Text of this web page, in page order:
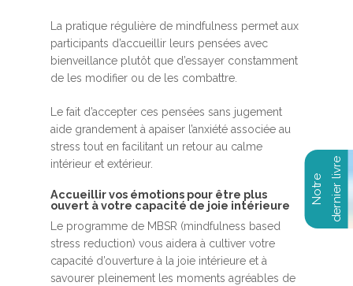
La pratique régulière de mindfulness permet aux
participants d’accueillir leurs pensées avec
bienveillance plutôt que d’essayer constamment
de les modifier ou de les combattre.
Le fait d’accepter ces pensées sans jugement
aide grandement à apaiser l’anxiété associée au
stress tout en facilitant un retour au calme
intérieur et extérieur.
Accueillir vos émotions pour être plus
ouvert à votre capacité de joie intérieure
Le programme de MBSR (mindfulness based
stress reduction) vous aidera à cultiver votre
capacité d’ouverture à la joie intérieure et à
savourer pleinement les moments agréables de